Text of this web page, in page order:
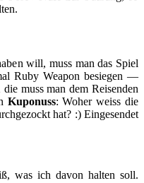
will, muss man das Spiel
Ruby Weapon besiegen —
muss man dem Reisenden
Kuponuss: Woher weiss die
hat? :) Eingesendet
was ich davon halten soll.